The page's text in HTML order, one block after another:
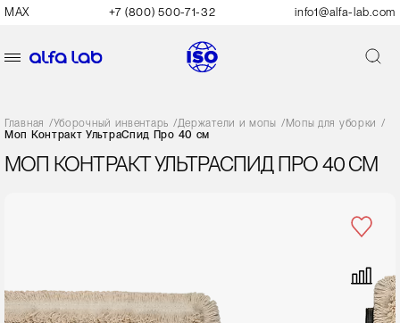
MAX +7 (800) 500-71-32 info1@alfa-lab.com
Главная /Уборочный инвентарь /Держатели и мопы /Мопы для уборки /
Моп Контракт УльтраСпид Про 40 см
МОП КОНТРАКТ УЛЬТРАСПИД ПРО 40 СМ